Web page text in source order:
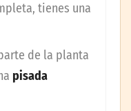
tienes una
de la planta
pisada